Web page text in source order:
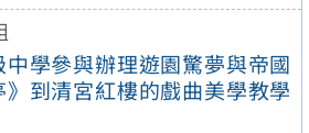
學參與辦理遊園驚夢與帝國
到清宮紅樓的戲曲美學教學